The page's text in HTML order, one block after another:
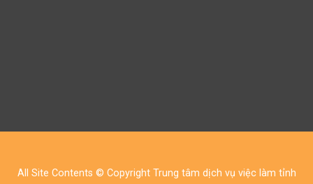
All Site Contents © Copyright Trung tâm dịch vụ việc làm tỉnh